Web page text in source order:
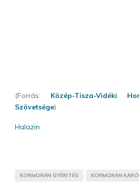
(Forrás: Közép-Tisza-Vidéki
Szövetsége)
Halazin
KORMORÁN GYÉRÍTÉS KORMORÁN